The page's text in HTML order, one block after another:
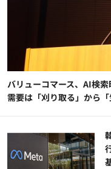
バリューコマース、AI検
需要は「刈り取る」から